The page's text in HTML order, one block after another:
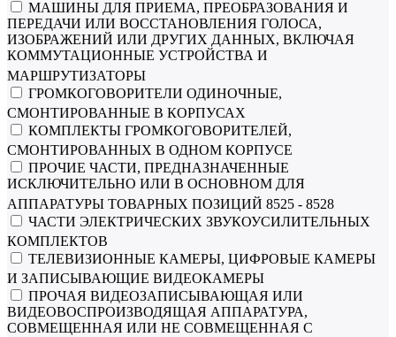
МАШИНЫ ДЛЯ ПРИЕМА, ПРЕОБРАЗОВАНИЯ И
ПЕРЕДАЧИ ИЛИ ВОССТАНОВЛЕНИЯ ГОЛОСА,
ИЗОБРАЖЕНИЙ ИЛИ ДРУГИХ ДАННЫХ, ВКЛЮЧАЯ
КОММУТАЦИОННЫЕ УСТРОЙСТВА И
МАРШРУТИЗАТОРЫ
ГРОМКОГОВОРИТЕЛИ ОДИНОЧНЫЕ,
СМОНТИРОВАННЫЕ В КОРПУСАХ
КОМПЛЕКТЫ ГРОМКОГОВОРИТЕЛЕЙ,
СМОНТИРОВАННЫХ В ОДНОМ КОРПУСЕ
ПРОЧИЕ ЧАСТИ, ПРЕДНАЗНАЧЕННЫЕ
ИСКЛЮЧИТЕЛЬНО ИЛИ В ОСНОВНОМ ДЛЯ
АППАРАТУРЫ ТОВАРНЫХ ПОЗИЦИЙ 8525 - 8528
ЧАСТИ ЭЛЕКТРИЧЕСКИХ ЗВУКОУСИЛИТЕЛЬНЫХ
КОМПЛЕКТОВ
ТЕЛЕВИЗИОННЫЕ КАМЕРЫ, ЦИФРОВЫЕ КАМЕРЫ
И ЗАПИСЫВАЮЩИЕ ВИДЕОКАМЕРЫ
ПРОЧАЯ ВИДЕОЗАПИСЫВАЮЩАЯ ИЛИ
ВИДЕОВОСПРОИЗВОДЯЩАЯ АППАРАТУРА,
СОВМЕЩЕННАЯ ИЛИ НЕ СОВМЕЩЕННАЯ С